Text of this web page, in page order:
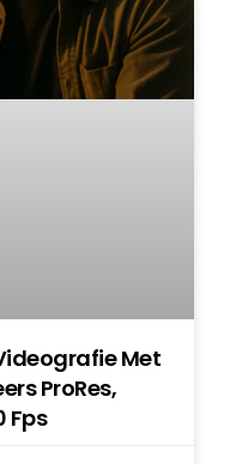
Met
ProRes,
Fps